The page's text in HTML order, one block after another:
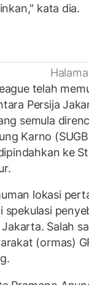
kata dia.
telah
Persija
semula
Karno
ke
lokasi
spekulasi
Salah
(ormas)